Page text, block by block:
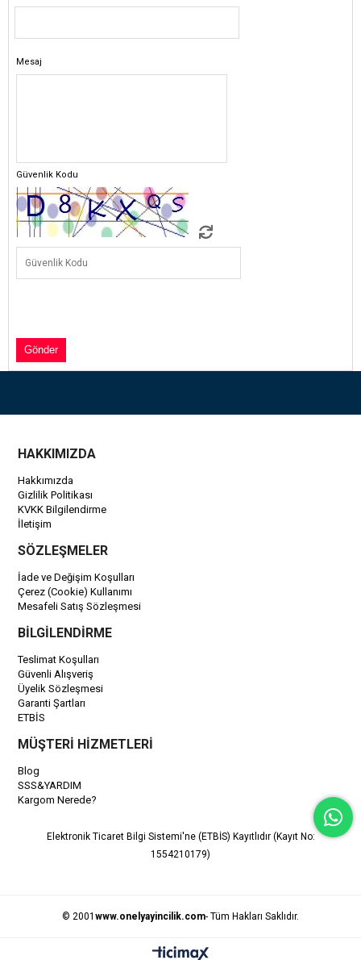
Mesaj
Güvenlik Kodu
HAKKIMIZDA
Hakkımızda
Gizlilik Politikası
KVKK Bilgilendirme
İletişim
SÖZLEŞMELER
İade ve Değişim Koşulları
Çerez (Cookie) Kullanımı
Mesafeli Satış Sözleşmesi
BİLGİLENDİRME
Teslimat Koşulları
Güvenli Alışveriş
Üyelik Sözleşmesi
Garanti Şartları
ETBİS
MÜŞTERİ HİZMETLERİ
Blog
SSS&YARDIM
Kargom Nerede?
Elektronik Ticaret Bilgi Sistemi'ne (ETBİS) Kayıtlıdır (Kayıt No:
1554210179)
© 2001 www.onelyayincilik.com- Tüm Hakları Saklıdır.